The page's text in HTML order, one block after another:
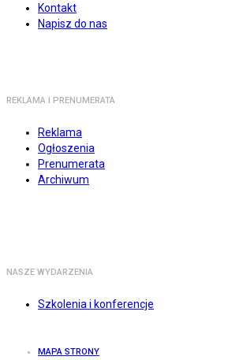
Kontakt
Napisz do nas
REKLAMA I PRENUMERATA
Reklama
Ogłoszenia
Prenumerata
Archiwum
NASZE WYDARZENIA
Szkolenia i konferencje
MAPA STRONY